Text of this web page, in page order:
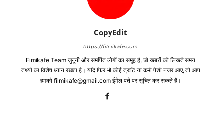
CopyEdit
https://filmikafe.com
Fimikafe Team जुनूनी और समर्पित लोगों का समूह है, जो ख़बरों को लिखते समय
तथ्‍यों का विशेष ध्‍यान रखता है। यदि फिर भी कोई त्रुटि या कमी पेशी नजर आए, तो आप
हमको filmikafe@gmail.com ईमेल पते पर सूचित कर सकते हैं।